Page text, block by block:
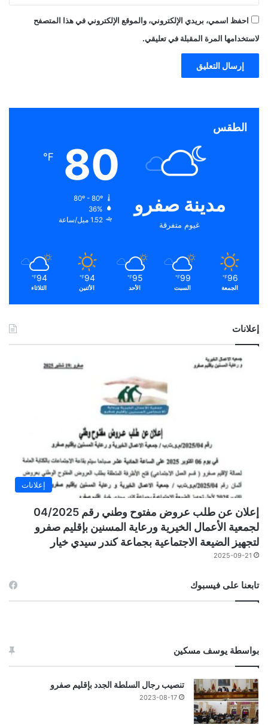
احفظ اسمي، بريدي الإلكتروني، والموقع الإلكتروني في هذا المتصفح
لاستخدامها المرة المقبلة في تعليقي.
الطقس
مدينة صفرو
غيوم متفرقة
80
℉
80º - 80º
36%
1.52 ميل/ساعة
96
℉
الجمعة
99
℉
السبت
95
℉
الأحد
94
℉
الأثنين
94
℉
الثلاثاء
إعلانات
إعلانات
إعلان عن طلب عروض مفتوح وطني رقم 04/2025
لجمعية الأعمال الخيرية ورعاية المسنين بإقليم صفرو
لتجهيز الضيعة الاجتماعية بجماعة كندر سيدي خيار
2025-09-21
تابعنا على فيسبوك
بواسطة يوسف مسكين
تنصيب رجال السلطة الجدد بإقليم صفرو
2023-08-17